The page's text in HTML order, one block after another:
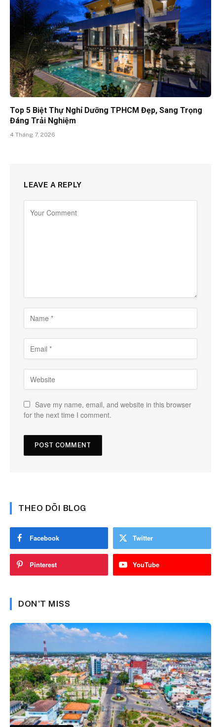
Top 5 Biệt Thự Nghỉ Dưỡng TPHCM Đẹp, Sang Trọng
Đáng Trải Nghiệm
4 Tháng 7, 2026
LEAVE A REPLY
Save my name, email, and website in this browser
for the next time I comment.
THEO DÕI BLOG
Facebook Twitter
Pinterest YouTube
DON'T MISS